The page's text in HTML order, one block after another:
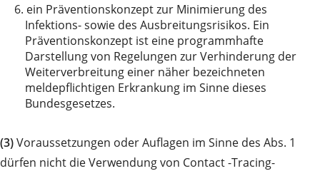
6. ein Präventionskonzept zur Minimierung des
Infektions- sowie des Ausbreitungsrisikos. Ein
Präventionskonzept ist eine programmhafte
Darstellung von Regelungen zur Verhinderung der
Weiterverbreitung einer näher bezeichneten
meldepflichtigen Erkrankung im Sinne dieses
Bundesgesetzes.
(3)Voraussetzungen oder Auflagen im Sinne des Abs. 1
dürfen nicht die Verwendung von Contact -Tracing-